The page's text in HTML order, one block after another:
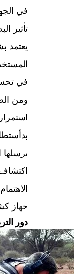
في
تأثير
يعتمد
في
ومن
يرسلها
جهاز
دور